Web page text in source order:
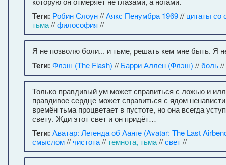
Теги: Робин Слоун//Аякс Пенумбра 1969// цитаты со
тьма//философия //
Я не позволю боли... и тьме, решать кем мне быть. Я
Теги: Флэш (The Flash) // Барри Аллен (Флэш) //боль//
Только правдивый ум может справиться с ложью и
правдивое сердце может справиться с ядом
времён тьма процветает в пустоте, но она всегда
свету. Жди этот свет и он придёт…
Теги: Аватар: Легенда об Аанге (Avatar: The Last
смыслом//чистота//темнота, тьма//свет//